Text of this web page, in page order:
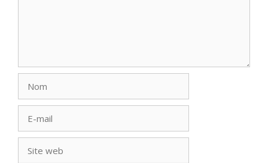
mail
web